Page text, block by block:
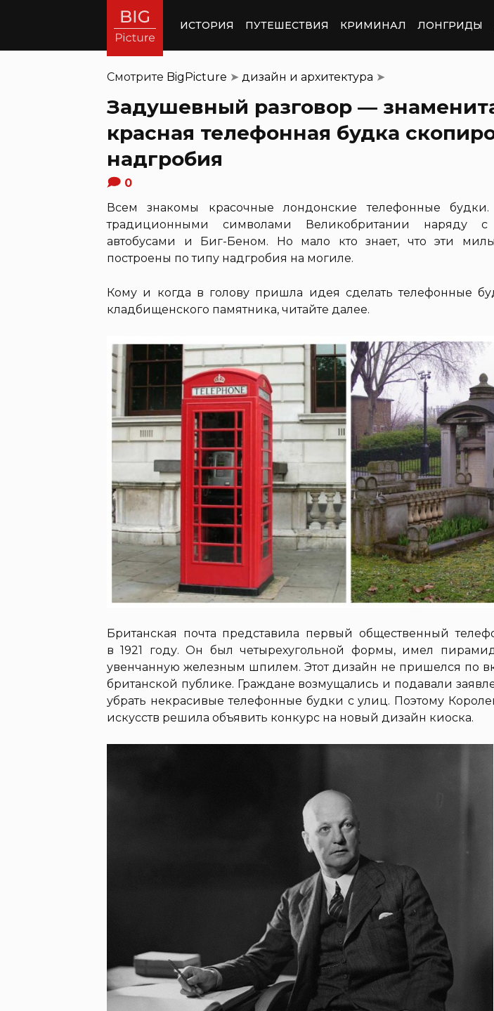
ИСТОРИЯ ПУТЕШЕСТВИЯ КРИМИНАЛ ЛОНГРИДЫ
Смотрите BigPicture ➤ дизайн и архитектура ➤
Задушевный разговор —
красная телефонная будка
надгробия
0
Всем знакомы красочные лондонские телефонные
традиционными символами Великобритании наряду с
автобусами и Биг-Беном. Но мало кто знает, что эти
построены по типу надгробия на могиле.
Кому и когда в голову пришла идея сделать телефонные
кладбищенского памятника, читайте далее.
Британская почта представила первый общественный
в 1921 году. Он был четырехугольной формы, имел
увенчанную железным шпилем. Этот дизайн не пришелся по
британской публике. Граждане возмущались и подавали
убрать некрасивые телефонные будки с улиц. Поэтому
искусств решила объявить конкурс на новый дизайн киоска.